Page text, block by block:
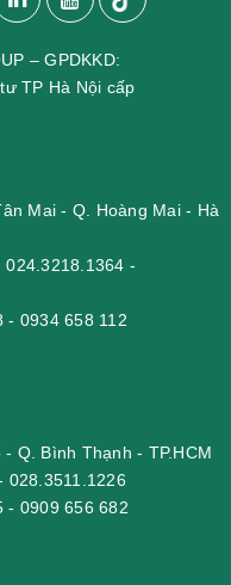
– GPDKKD:
TP Hà Nội cấp
Mai - Q. Hoàng Mai - Hà
024.3218.1364 -
- 0934 658 112
Q. Bình Thạnh - TP.HCM
028.3511.1226
- 0909 656 682